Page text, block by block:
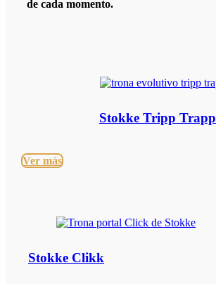
de cada momento.
Stokke Tripp Trapp
Ver más
Stokke Clikk